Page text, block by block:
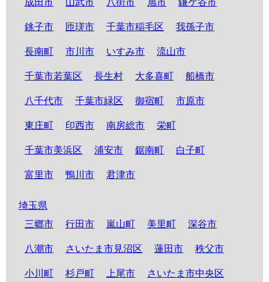
成田市 山武市 八街市 旭市 鎌ケ谷市
銚子市 匝瑳市 千葉市稲毛区 我孫子市
長南町 市川市 いすみ市 流山市
千葉市若葉区 長生村 大多喜町 船橋市
八千代市 千葉市緑区 御宿町 市原市
東庄町 印西市 南房総市 栄町
千葉市美浜区 浦安市 鋸南町 白子町
富里市 鴨川市 君津市
埼玉県
三郷市
行田市 嵐山町 美里町 深谷市
八潮市 さいたま市見沼区 蓮田市 秩父市
小川町 杉戸町 上尾市 さいたま市中央区